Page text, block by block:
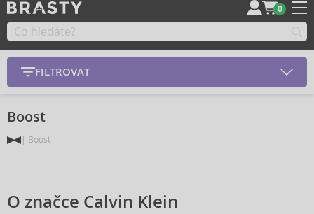
0
FILTROVAT
Boost
Boost
O značce Calvin Klein